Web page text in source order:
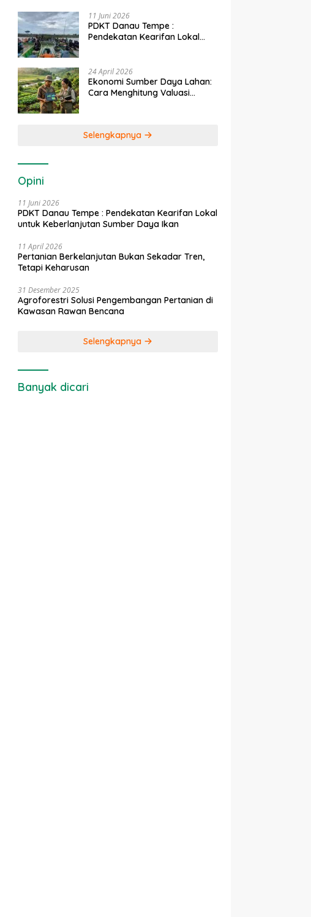
Caddi
11 Juni 2026
PDKT Danau Tempe :
Pendekatan Kearifan Lokal
24 April 2026
Ekonomi Sumber Daya Lahan:
Cara Menghitung Valuasi
Selengkapnya
Opini
11 Juni 2026
PDKT Danau Tempe : Pendekatan Kearifan Lokal
untuk Keberlanjutan Sumber Daya Ikan
11 April 2026
Pertanian Berkelanjutan Bukan Sekadar Tren,
Tetapi Keharusan
31 Desember 2025
Agroforestri Solusi Pengembangan Pertanian di
Kawasan Rawan Bencana
Selengkapnya
Banyak dicari